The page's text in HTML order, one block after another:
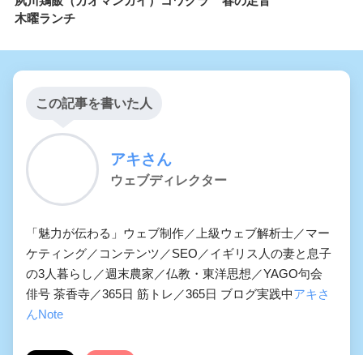
木曜ランチ
この記事を書いた人
アキさん
ウェブディレクター
「魅力が伝わる」ウェブ制作／上級ウェブ解析士／マー
ケティング／コンテンツ／SEO／イギリス人の妻と息子
の3人暮らし／週末農家／仏教・東洋思想／YAGO句会
俳号 茶香寺／365日 筋トレ／365日 ブログ実践中アキさ
んNote